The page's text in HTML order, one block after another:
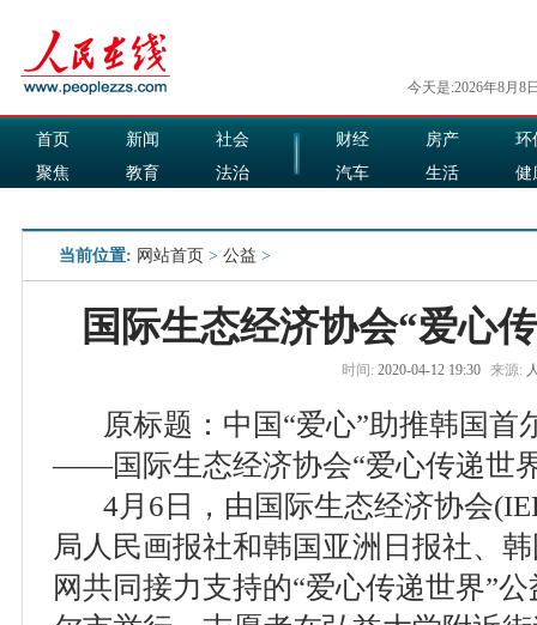
今天是:2026年8月8
首页 新闻
社会
聚焦
教育
法治
财经 房产
环
汽车
生活
健
当前位置: 网站首页 > 公益 >
国际生态经济协会“爱心
时间: 2020-04-12 19:30 来源:
原标题：中国“爱心”助推韩国首
——国际生态经济协会“爱心传递世
4月6日，由国际生态经济协会
局人民画报社和韩国亚洲日报社、
网共同接力支持的“爱心传递世界”